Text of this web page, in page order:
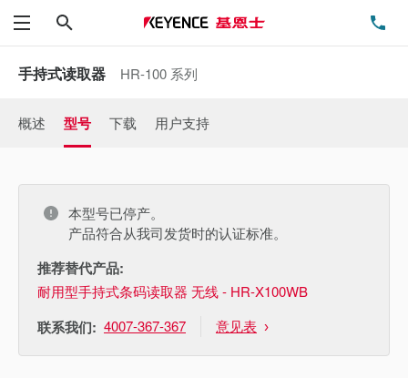
菜单
手持式读取器 HR-100 系列
概述 型号 下载 用户支持
本型号已停产。
产品符合从我司发货时的认证标准。
推荐替代产品:
耐用型手持式条码读取器 无线 - HR-X100WB
联系我们: 4007-367-367 意见表